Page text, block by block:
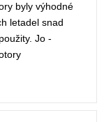
byly výhodné
letadel snad
Jo -